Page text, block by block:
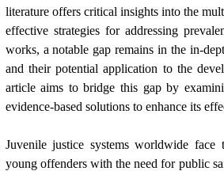
literature offers critical insights into the
effective strategies for addressing
works, a notable gap remains in the in-
and their potential application to the
article aims to bridge this gap by
evidence-based solutions to enhance its
Juvenile justice systems worldwide
young offenders with the need for public